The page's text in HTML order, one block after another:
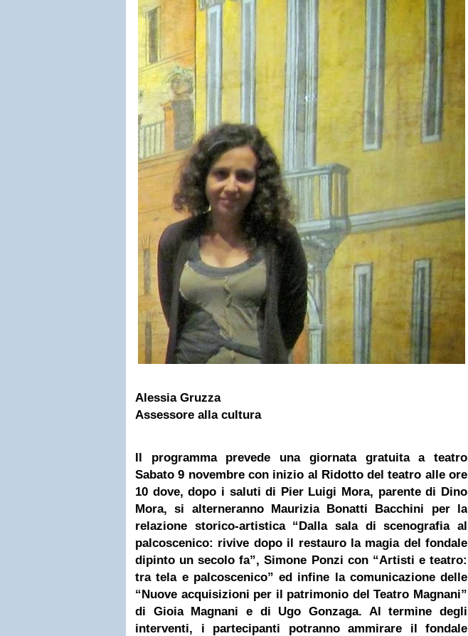
Alessia Gruzza
Assessore alla cultura
Il programma prevede una giornata gratuita a teatro
Sabato 9 novembre con inizio al Ridotto del teatro alle ore
10 dove, dopo i saluti di Pier Luigi Mora, parente di Dino
Mora, si alterneranno Maurizia Bonatti Bacchini per la
relazione storico-artistica “Dalla sala di scenografia al
palcoscenico: rivive dopo il restauro la magia del fondale
dipinto un secolo fa”, Simone Ponzi con “Artisti e teatro:
tra tela e palcoscenico” ed infine la comunicazione delle
“Nuove acquisizioni per il patrimonio del Teatro Magnani”
di Gioia Magnani e di Ugo Gonzaga. Al termine degli
interventi, i partecipanti potranno ammirare il fondale